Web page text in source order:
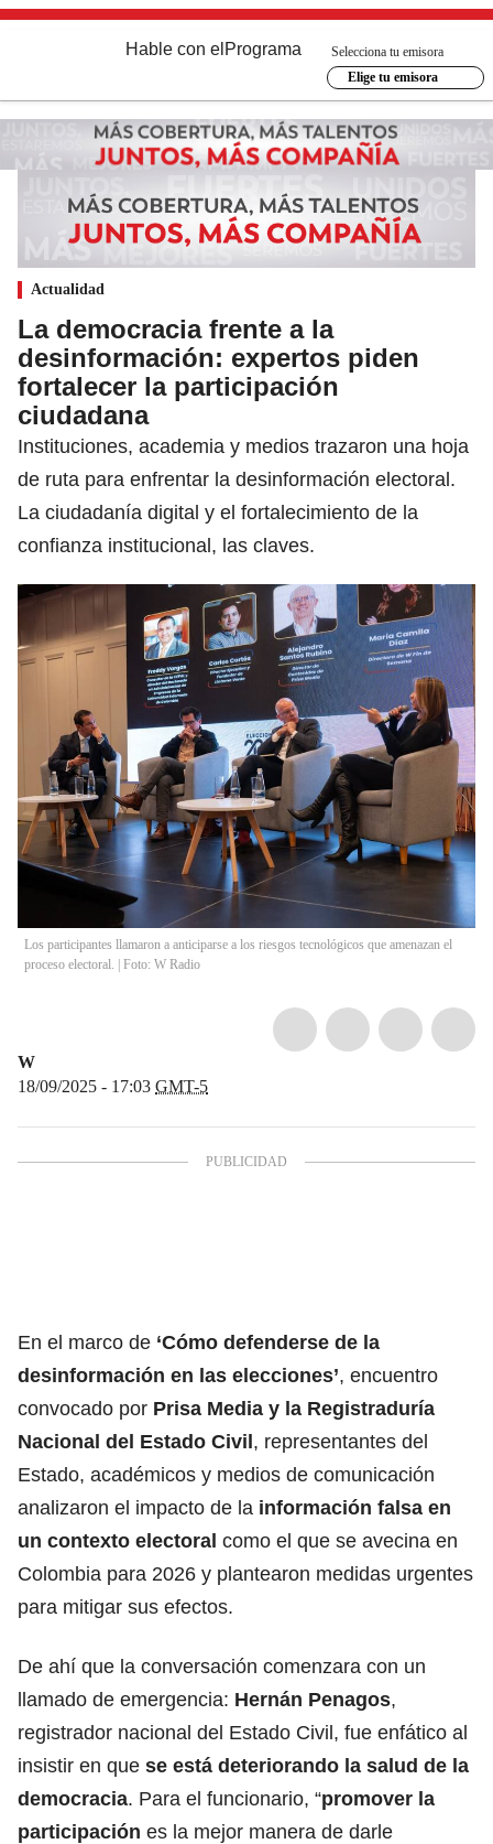
Hable con el Programa
Selecciona tu emisora
Elige tu emisora
Actualidad
La democracia frente a la
desinformación: expertos piden
fortalecer la participación
ciudadana
Instituciones, academia y medios trazaron una hoja
de ruta para enfrentar la desinformación electoral.
La ciudadanía digital y el fortalecimiento de la
confianza institucional, las claves.
Los participantes llamaron a anticiparse a los riesgos tecnológicos que amenazan el
proceso electoral. | Foto: W Radio
W
18/09/2025 - 17:03 GMT-5
En el marco de ‘Cómo defenderse de la
desinformación en las elecciones’, encuentro
convocado por Prisa Media y la Registraduría
Nacional del Estado Civil, representantes del
Estado, académicos y medios de comunicación
analizaron el impacto de la información falsa en
un contexto electoral como el que se avecina en
Colombia para 2026 y plantearon medidas urgentes
para mitigar sus efectos.
De ahí que la conversación comenzara con un
llamado de emergencia: Hernán Penagos,
registrador nacional del Estado Civil, fue enfático al
insistir en que se está deteriorando la salud de la
democracia. Para el funcionario, “promover la
participación es la mejor manera de darle